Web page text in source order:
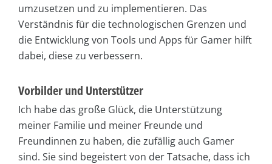
umzusetzen und zu implementieren. Das
Verständnis für die technologischen Grenzen und
die Entwicklung von Tools und Apps für Gamer hilft
dabei, diese zu verbessern.
Vorbilder und Unterstützer
Ich habe das große Glück, die Unterstützung
meiner Familie und meiner Freunde und
Freundinnen zu haben, die zufällig auch Gamer
sind. Sie sind begeistert von der Tatsache, dass ich